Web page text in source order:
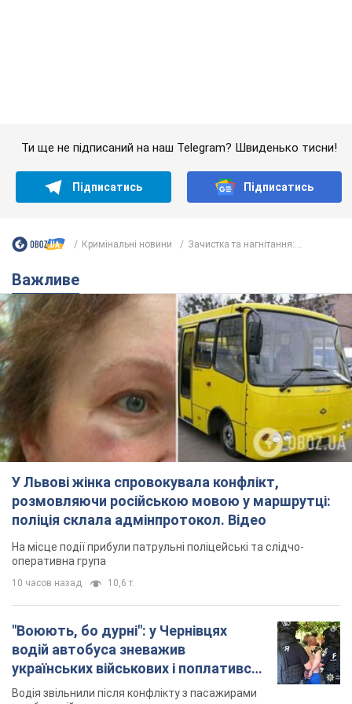
розмовляючи російською мовою у маршрутці:
поліція склала адмінпротокол. Відео
оперативна група
"Воюють, бо дурні": у Чернівцях
водій автобуса зневажив
українських військових і поплатився.
Відео
Водія звільнили після конфлікту з пасажирами
та образ військових
7.08.2026 15:47 9,1 т.
"Не слідкує за сексуальністю": у
Києві консультант салону краси
образив жінку після хімієтерапії,
розгорівся скандал. Фото
Працівник салону почав надавати оцінку
"чоловічу стрижку"